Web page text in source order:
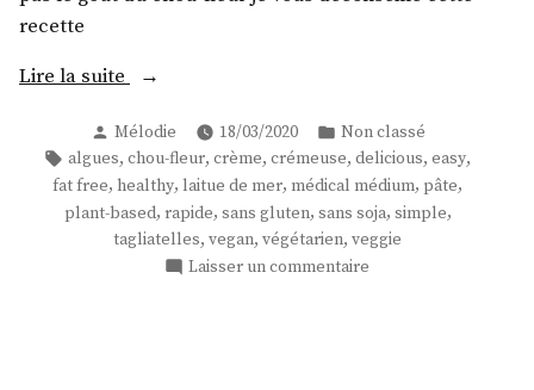
recette
Lire la suite
« Tagliatelles
de
la
mer
au
chou-
Publié
par
Mélodie 18/03/2020
Publié
dans
Non classé
Étiquettes :
algues, chou-fleur, crème, crémeuse, delicious, easy,
fat free, healthy, laitue de mer, médical médium, pâte,
plant-based, rapide, sans gluten, sans soja, simple,
tagliatelles, vegan, végétarien, veggie
Laisser un commentaire